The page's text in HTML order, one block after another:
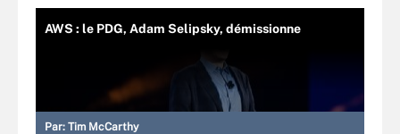
AWS : le PDG, Adam Selipsky, démissionne
Par: Tim McCarthy